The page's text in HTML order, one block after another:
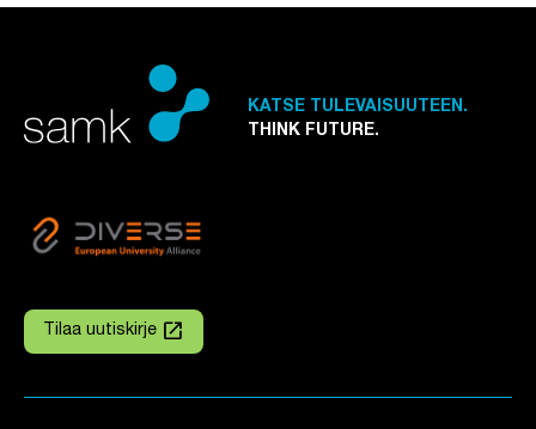
KATSE TULEVAISUUTEEN.
THINK FUTURE.
Tilaa uutiskirje
Linkki avautuu uuteen välilehteen
launch